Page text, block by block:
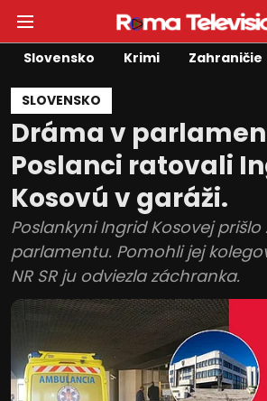
Slovensko Krimi Zahraničie
SLOVENSKO
Dráma v
Poslanci ratovali
Kosovú v garáži.
Poslankyni Ingrid Kosovej prišlo
parlamentu. Pomohli jej
NR SR ju odviezla záchranka.